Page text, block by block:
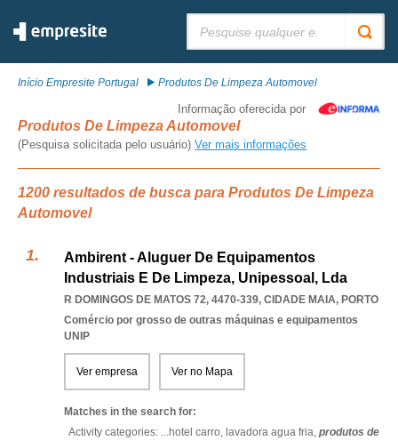
Início Empresite Portugal Produtos De Limpeza Automovel
Informação oferecida por
Produtos De Limpeza Automovel
(Pesquisa solicitada pelo usuário) Ver mais informações
1200 resultados de busca para Produtos De Limpeza
Automovel
Ambirent - Aluguer De Equipamentos
Industriais E De Limpeza, Unipessoal, Lda
R DOMINGOS DE MATOS 72, 4470-339, CIDADE MAIA, PORTO
Comércio por grosso de outras máquinas e equipamentos
UNIP
Ver empresa Ver no Mapa
Matches in the search for:
Activity categories: ...hotel carro, lavadora agua fria, produtos de